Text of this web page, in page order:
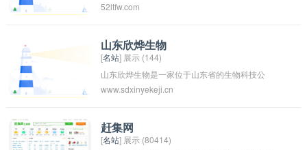
台，包括商业咨询、广告营销、人力资源、财务
营相关的服务，并选择最适合自己企业需求的服
务供应商进行合作。520业务网致力于帮助企业
提升效率、降低成本、扩大市场，帮助企业实现
更好的发展和增长。
52ltfw.com
山东欣烨生物
[名站] 展示 (144)
山东欣烨生物是一家位于山东省的生物科技公
司，专注于生物技术领域的研究和开发。公司致
领域的创新产品和解决方案，为促进人类健康和
可持续发展做出贡献。山东欣烨生物以科学技术
www.sdxinyekeji.cn
赶集网
[名站] 展示 (80414)